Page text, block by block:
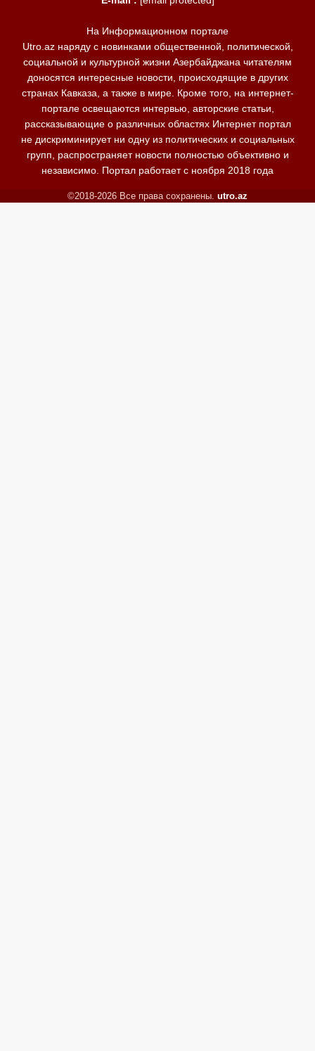
На Информационном портале
Utro.az наряду с новинками общественной, политической,
социальной и культурной жизни Азербайджана читателям
доносятся интересные новости, происходящие в других
странах Кавказа, а также в мире. Кроме того, на интернет-
портале освещаются интервью, авторские статьи,
рассказывающие о различных областях Интернет портал
не дискриминирует ни одну из политических и социальных
групп, распространяет новости полностью объективно и
независимо. Портал работает с ноября 2018 года
©2018-2026 Все права сохранены. utro.az